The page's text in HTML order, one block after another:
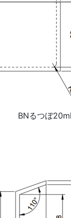
BNるつぼ20ml